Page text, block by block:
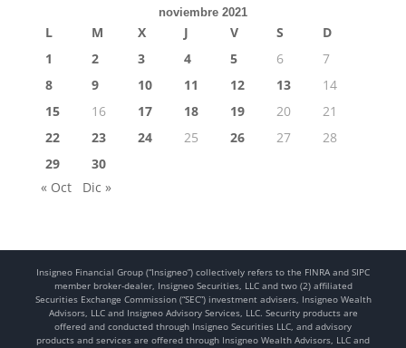
noviembre 2021
L M X J V S
D
1
2 3 4 5 6
7
8
9 10 11 12 13
14
15
16 17 18 19 20
21
22
23 24 25 26 27
28
29
30
« Oct
Dic »
Insigneo Financial Group (“Insigneo”) collectively refers to the FINRA and SIPC
member broker-dealer, Insigneo Securities, LLC and two (2) affiliated
Securities Exchange Commission (“SEC”) investment advisers, Insigneo Wealth
Advisors, LLC and Insigneo Advisory Services, LLC. Security products are
offered and conducted through Insigneo Securities LLC, and advisory
products and services are offered through Insigneo Wealth Advisors, LLC and